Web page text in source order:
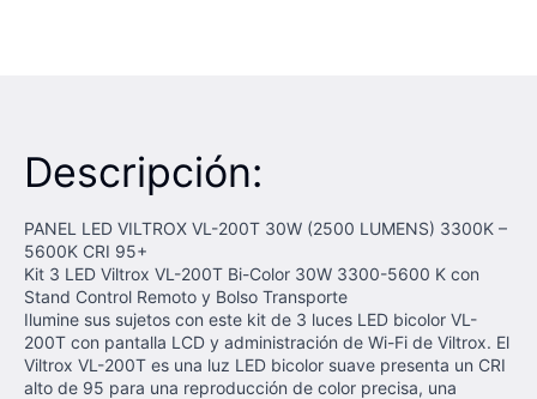
Descripción:
PANEL LED VILTROX VL-200T 30W (2500 LUMENS) 3300K –
5600K CRI 95+
Kit 3 LED Viltrox VL-200T Bi-Color 30W 3300-5600 K con
Stand Control Remoto y Bolso Transporte
Ilumine sus sujetos con este kit de 3 luces LED bicolor VL-
200T con pantalla LCD y administración de Wi-Fi de Viltrox. El
Viltrox VL-200T es una luz LED bicolor suave presenta un CRI
alto de 95 para una reproducción de color precisa, una